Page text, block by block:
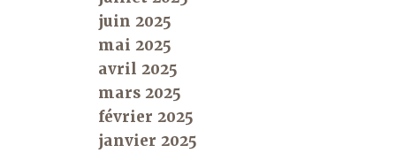
juin 2025
mai 2025
avril 2025
mars 2025
février 2025
janvier 2025